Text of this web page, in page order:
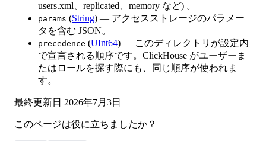
users.xml、replicated、memory など) 。
params (String) — アクセスストレージのパラメー
タを含む JSON。
precedence (UInt64) — このディレクトリが設定内
で宣言される順序です。ClickHouse がユーザーま
たはロールを探す際にも、同じ順序が使われま
す。
最終更新日 2026年7月3日
このページは役に立ちましたか？